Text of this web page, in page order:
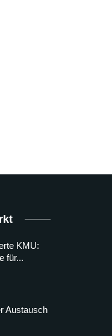
KMU:
für...
Austausch